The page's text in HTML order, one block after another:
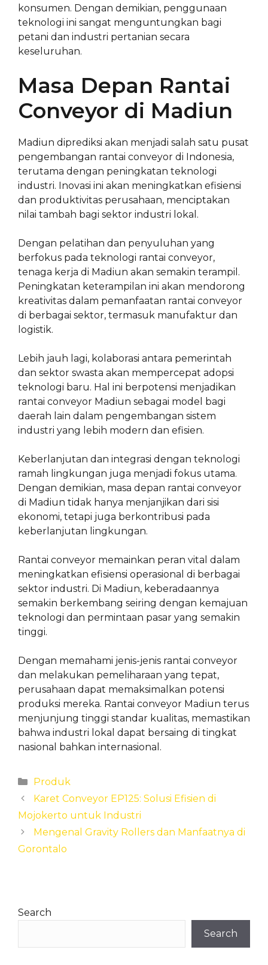
konsumen. Dengan demikian, penggunaan
teknologi ini sangat menguntungkan bagi
petani dan industri pertanian secara
keseluruhan.
Masa Depan Rantai
Conveyor di Madiun
Madiun diprediksi akan menjadi salah satu pusat
pengembangan rantai conveyor di Indonesia,
terutama dengan peningkatan teknologi
industri. Inovasi ini akan meningkatkan efisiensi
dan produktivitas perusahaan, menciptakan
nilai tambah bagi sektor industri lokal.
Dengan pelatihan dan penyuluhan yang
berfokus pada teknologi rantai conveyor,
tenaga kerja di Madiun akan semakin terampil.
Peningkatan keterampilan ini akan mendorong
kreativitas dalam pemanfaatan rantai conveyor
di berbagai sektor, termasuk manufaktur dan
logistik.
Lebih jauh lagi, kolaborasi antara pemerintah
dan sektor swasta akan mempercepat adopsi
teknologi baru. Hal ini berpotensi menjadikan
rantai conveyor Madiun sebagai model bagi
daerah lain dalam pengembangan sistem
industri yang lebih modern dan efisien.
Keberlanjutan dan integrasi dengan teknologi
ramah lingkungan juga menjadi fokus utama.
Dengan demikian, masa depan rantai conveyor
di Madiun tidak hanya menjanjikan dari sisi
ekonomi, tetapi juga berkontribusi pada
keberlanjutan lingkungan.
Rantai conveyor memainkan peran vital dalam
meningkatkan efisiensi operasional di berbagai
sektor industri. Di Madiun, keberadaannya
semakin berkembang seiring dengan kemajuan
teknologi dan permintaan pasar yang semakin
tinggi.
Dengan memahami jenis-jenis rantai conveyor
dan melakukan pemeliharaan yang tepat,
perusahaan dapat memaksimalkan potensi
produksi mereka. Rantai conveyor Madiun terus
menjunjung tinggi standar kualitas, memastikan
bahwa industri lokal dapat bersaing di tingkat
nasional bahkan internasional.
Categories
Produk
Karet Conveyor EP125: Solusi Efisien di
Mojokerto untuk Industri
Mengenal Gravity Rollers dan Manfaatnya di
Gorontalo
Search
Search